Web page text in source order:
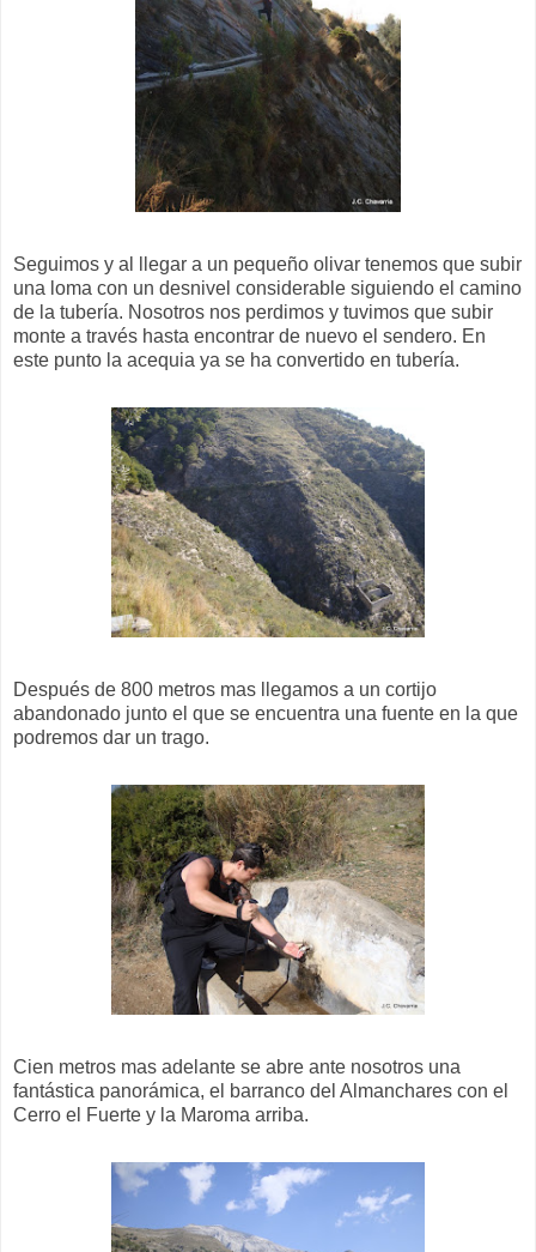
Seguimos y al llegar a un pequeño olivar tenemos que subir
una loma con un desnivel considerable siguiendo el camino
de la tubería. Nosotros nos perdimos y tuvimos que subir
monte a través hasta encontrar de nuevo el sendero. En
este punto la acequia ya se ha convertido en tubería.
Después de 800 metros mas llegamos a un cortijo
abandonado junto el que se encuentra una fuente en la que
podremos dar un trago.
Cien metros mas adelante se abre ante nosotros una
fantástica panorámica, el barranco del Almanchares con el
Cerro el Fuerte y la Maroma arriba.